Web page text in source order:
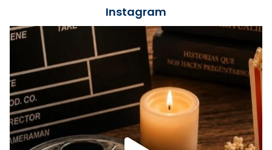
Recupera l'entrevista comp
Vatican
tican News 👇
www.vaticannews.va/es/iglesia/news/2026-
07/carmina-historia-depresion-papa-viaje-
espana-testimoni...
Foto
View on Facebook · Share
Instagram